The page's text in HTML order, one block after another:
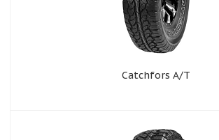
Catchfors A/T